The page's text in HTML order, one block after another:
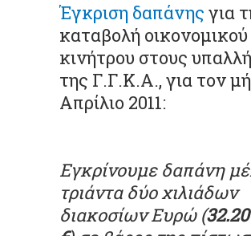
Έγκριση δαπάνης για
καταβολή οικονομικού
κινήτρου στους
της Γ.Γ.Κ.Α., για τον
Απρίλιο 2011:
Εγκρίνουμε δαπάνη
τριάντα δύο χιλιάδων
διακοσίων Ευρώ (